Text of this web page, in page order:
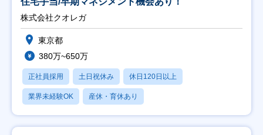
株式会社クオレガ
東京都
380万~650万
正社員採用 土日祝休み 休日120日以上
業界未経験OK 産休・育休あり